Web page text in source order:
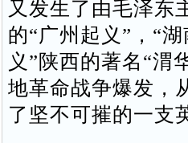
又发生了由毛泽东
的“广州起义”，“
义”陕西的著名“渭
地革命战争爆发，
了坚不可摧的一支